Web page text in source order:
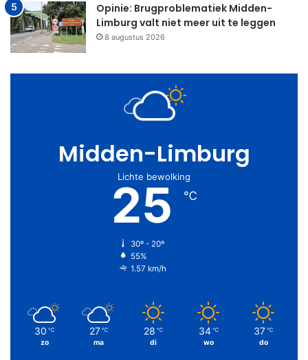
Opinie: Brugproblematiek Midden-
Limburg valt niet meer uit te leggen
8 augustus 2026
Midden-Limburg
Lichte bewolking
25 ℃
30º - 20º
55%
1.57 km/h
30 ℃
zo
27 ℃
ma
28 ℃
di
34 ℃
wo
37 ℃
do